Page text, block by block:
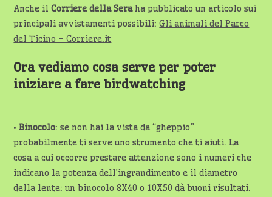
Anche ilCorriere della Seraha pubblicato un articolo sui
principali avvistamenti possibili:Gli animali del Parco
del Ticino – Corriere.it
Ora vediamo cosa serve per poter
iniziare a fare birdwatching
•Binocolo: se non hai la vista da “gheppio”
probabilmente ti serve uno strumento che ti aiuti. La
cosa a cui occorre prestare attenzione sono i numeri che
indicano la potenza dell’ingrandimento e il diametro
della lente: un binocolo 8X40 o 10X50 dà buoni risultati.